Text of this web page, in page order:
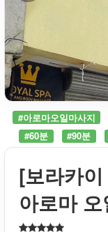
#아로마오일마사지
#60분
#90분
[보라카
아로마